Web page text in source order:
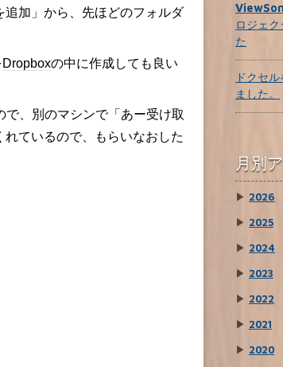
加」から、先ほどのフォルダ
Dropboxの中に作成しても良い
、別のマシンで「あー受け取
ているので、もらいなおした
ロジェ
た
ドクセ
ました。
月別
▶ 2026
▶ 2025
▶ 2024
▶ 2023
▶ 2022
▶ 2021
▶ 2020